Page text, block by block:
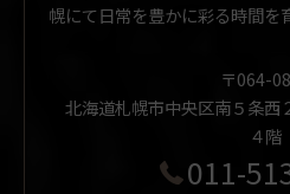
幌にて日常を豊かに彩る時間を
〒064-
北海道札幌市中央区南５条西
４階
011-